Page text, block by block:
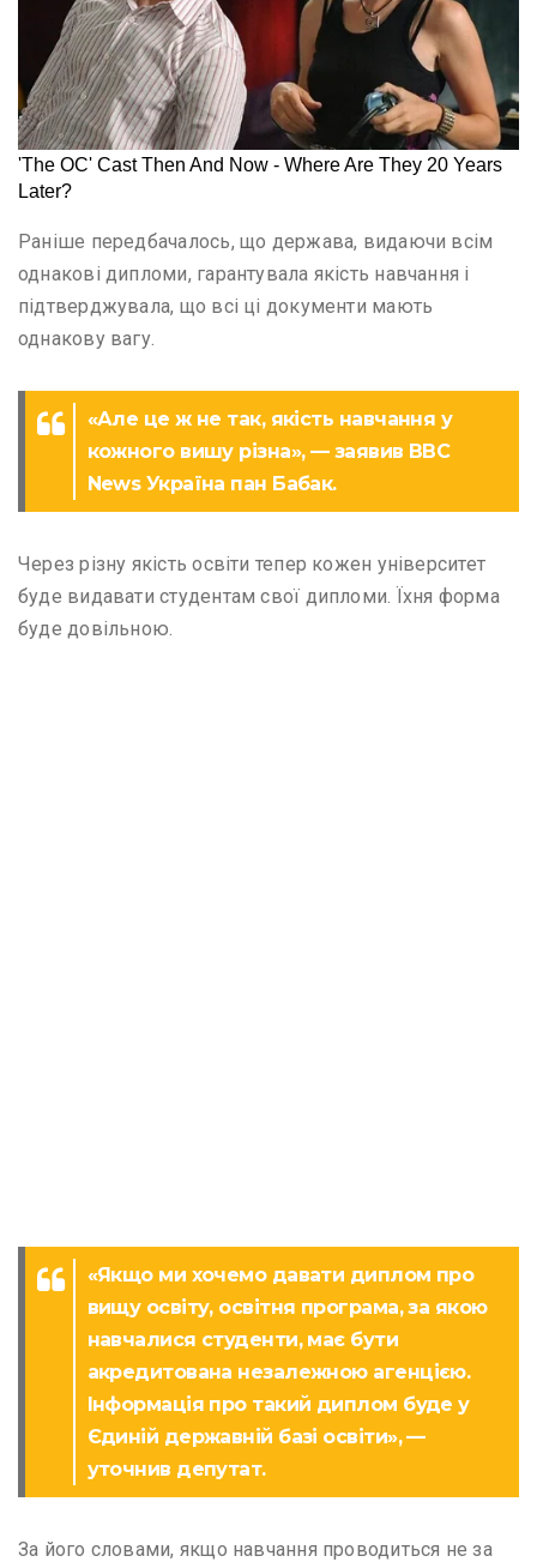
Раніше передбачалось, що держава, видаючи всім
однакові дипломи, гарантувала якість навчання і
підтверджувала, що всі ці документи мають
однакову вагу.
«Але це ж не так, якість навчання у
кожного вишу різна», — заявив ВВС
News Україна пан Бабак.
Через різну якість освіти тепер кожен університет
буде видавати студентам свої дипломи. Їхня форма
буде довільною.
«Якщо ми хочемо давати диплом про
вищу освіту, освітня програма, за якою
навчалися студенти, має бути
акредитована незалежною агенцією.
Інформація про такий диплом буде у
Єдиній державній базі освіти», —
уточнив депутат.
За його словами, якщо навчання проводиться не за